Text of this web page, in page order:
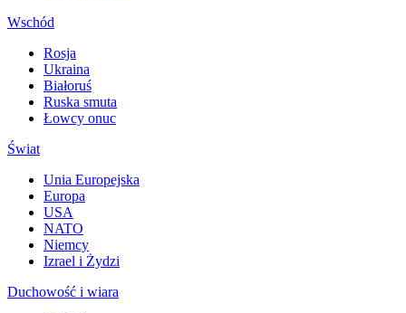
Wschód
Rosja
Ukraina
Białoruś
Ruska smuta
Łowcy onuc
Świat
Unia Europejska
Europa
USA
NATO
Niemcy
Izrael i Żydzi
Duchowość i wiara